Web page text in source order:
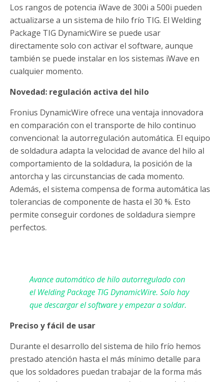
Los rangos de potencia iWave de 300i a 500i pueden
actualizarse a un sistema de hilo frío TIG. El Welding
Package TIG DynamicWire se puede usar
directamente solo con activar el software, aunque
también se puede instalar en los sistemas iWave en
cualquier momento.
Novedad: regulación activa del hilo
Fronius DynamicWire ofrece una ventaja innovadora
en comparación con el transporte de hilo continuo
convencional: la autorregulación automática. El equipo
de soldadura adapta la velocidad de avance del hilo al
comportamiento de la soldadura, la posición de la
antorcha y las circunstancias de cada momento.
Además, el sistema compensa de forma automática las
tolerancias de componente de hasta el 30 %. Esto
permite conseguir cordones de soldadura siempre
perfectos.
Avance automático de hilo autorregulado con
el Welding Package TIG DynamicWire. Solo hay
que descargar el software y empezar a soldar.
Preciso y fácil de usar
Durante el desarrollo del sistema de hilo frío hemos
prestado atención hasta el más mínimo detalle para
que los soldadores puedan trabajar de la forma más